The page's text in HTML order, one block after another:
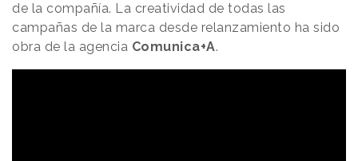
de la compañía. La creatividad de todas las
campañas de la marca desde relanzamiento ha sido
obra de la agencia Comunica+A.